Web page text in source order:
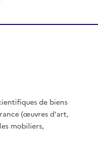
de biens
(œuvres d'art,
mobiliers,